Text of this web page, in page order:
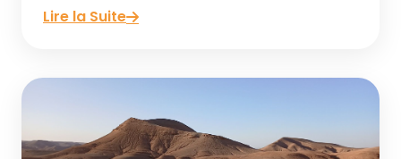
Lire la Suite